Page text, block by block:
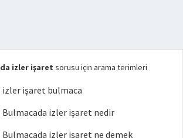
izler işaret sorusu için arama terimleri
izler işaret bulmaca
Bulmacada izler işaret nedir
Bulmacada izler işaret ne demek